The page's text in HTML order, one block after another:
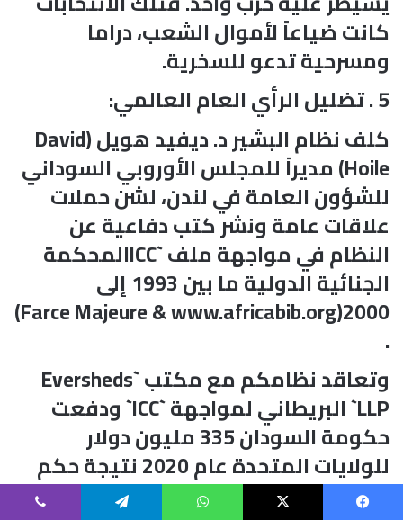
كانت ضياعاً لأموال الشعب، دراما
ومسرحية تدعو للسخرية.
5 . تضليل الرأي العام العالمي:
كلف نظام البشير د. ديفيد هويل (David
Hoile) مديراً للمجلس الأوروبي السوداني
للشؤون العامة في لندن، لشن حملات
علاقات عامة ونشر كتب دفاعية عن
النظام في مواجهة ملف `ICCالمحكمة
الجنائية الدولية ما بين 1993 إلى
2000(Farce Majeure & www.africabib.org)
.
وتعاقد نظامكم مع مكتب `Eversheds
LLP` البريطاني لمواجهة `ICC` ودفعت
حكومة السودان 335 مليون دولار
للولايات المتحدة عام 2020 نتيجة حكم
قضائي لمشاركتكم في ضرب المدمرة